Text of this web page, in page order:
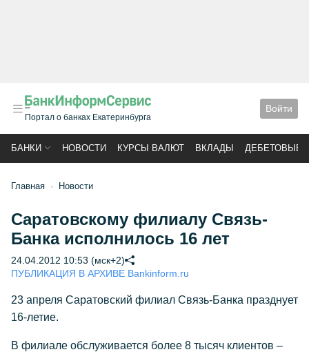
Портал о банках Екатеринбурга
Войти
БАНКИ НОВОСТИ КУРСЫ ВАЛЮТ ВКЛАДЫ ДЕБЕТОВЫЕ
Главная Новости
Саратовскому филиалу Связь-
Банка исполнилось 16 лет
24.04.2012 10:53 (мск+2)
ПУБЛИКАЦИЯ В АРХИВЕ Bankinform.ru
23 апреля Саратовский филиал Связь-Банка празднует
16-летие.
В филиале обслуживается более 8 тысяч клиентов –